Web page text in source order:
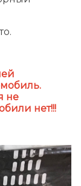
не
нет!!!